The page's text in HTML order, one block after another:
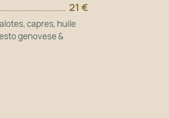
21 €
capres, huile
genovese &